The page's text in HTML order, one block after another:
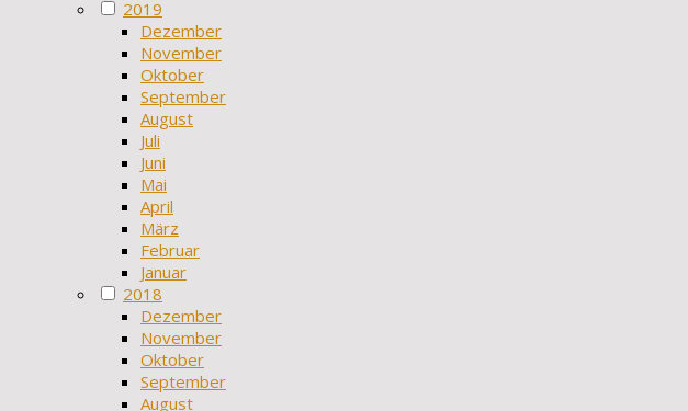
2019
Dezember
November
Oktober
September
August
Juli
Juni
Mai
April
März
Februar
Januar
2018
Dezember
November
Oktober
September
August